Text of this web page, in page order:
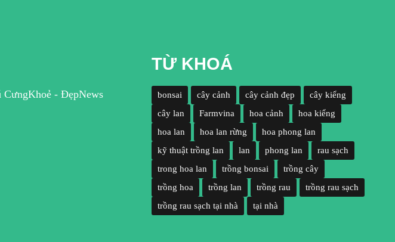
CưngKhoẻ - ĐẹpNews
TỪ KHOÁ
bonsai cây cảnh cây cảnh đẹp
cây kiểng
cây lan
Farmvina hoa cảnh
hoa kiểng
hoa lan
hoa lan rừng
hoa phong lan
kỹ thuật trồng lan
lan phong lan
rau sạch
trong hoa lan
trồng bonsai
trồng cây
trồng hoa
trồng lan trồng rau
trồng rau sạch
trồng rau sạch tại nhà
tại nhà